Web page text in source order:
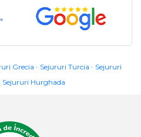
Grecia Sejururi Turcia
Sejururi
Sejururi Hurghada